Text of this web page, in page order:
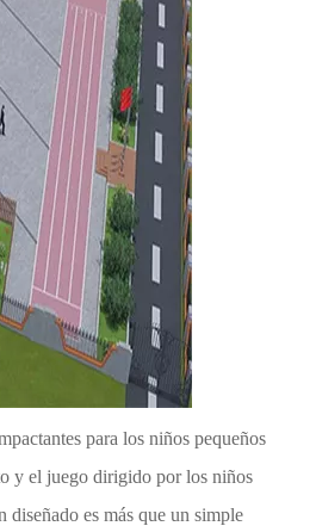
para los niños pequeños
y el juego dirigido por los niños
diseñado es más que un simple